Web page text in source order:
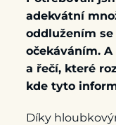
adekvátní
oddlužením
očekáváním.
a řečí, které
kde tyto
Díky